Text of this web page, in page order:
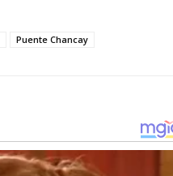
Puente Chancay